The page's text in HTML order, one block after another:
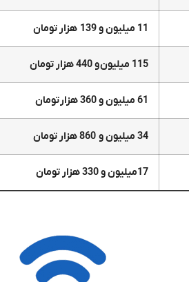
11 میلیون و 139 هزار تومان
115 میلیون و 440 هزار تومان
61 میلیون و 360 هزار تومان
34 میلیون و 860 هزار تومان
17میلیون و 330 هزار تومان